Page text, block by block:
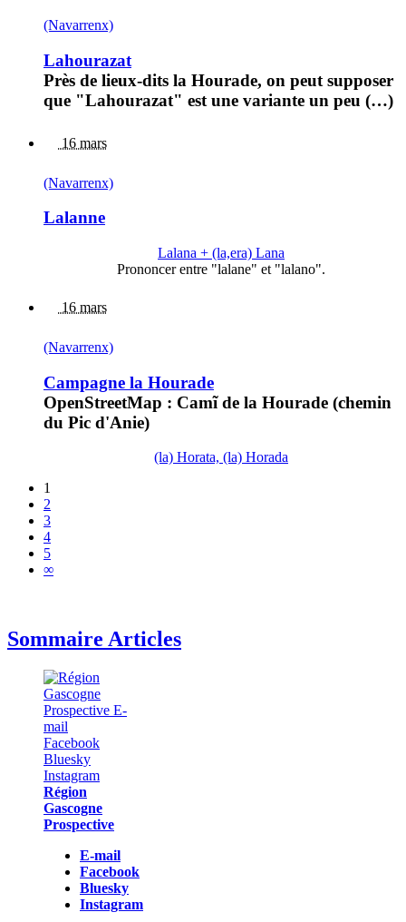
(Navarrenx)
Lahourazat
Près de lieux-dits la Hourade, on peut supposer
que "Lahourazat" est une variante un peu (…)
16 mars
(Navarrenx)
Lalanne
Lalana + (la,era) Lana
Prononcer entre "lalane" et "lalano".
16 mars
(Navarrenx)
Campagne la Hourade
OpenStreetMap : Camĩ de la Hourade (chemin
du Pic d'Anie)
(la) Horata, (la) Horada
1
2
3
4
5
∞
Sommaire Articles
Région
Gascogne
Prospective
E-mail
Facebook
Bluesky
Instagram